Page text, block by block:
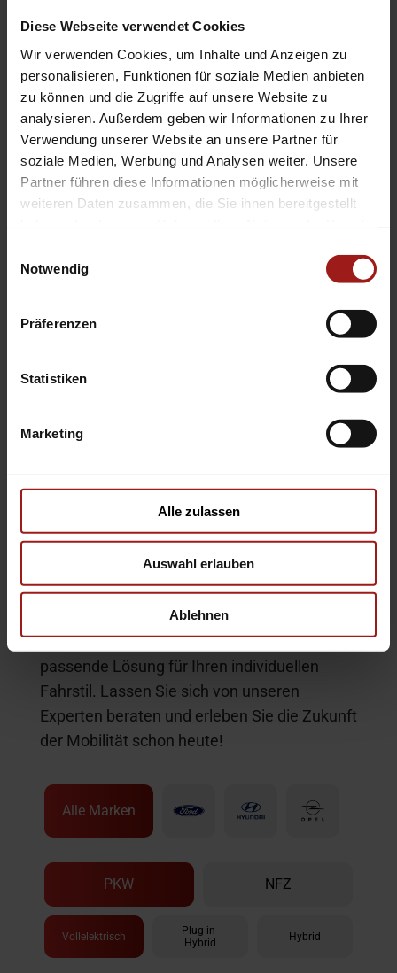
Diese Webseite verwendet Cookies
Wir verwenden Cookies, um Inhalte und Anzeigen zu
personalisieren, Funktionen für soziale Medien anbieten
zu können und die Zugriffe auf unsere Website zu
analysieren. Außerdem geben wir Informationen zu Ihrer
Verwendung unserer Website an unsere Partner für
soziale Medien, Werbung und Analysen weiter. Unsere
Partner führen diese Informationen möglicherweise mit
weiteren Daten zusammen, die Sie ihnen bereitgestellt
Notwendig
Präferenzen
Statistiken
Marketing
Alle zulassen
Auswahl erlauben
Ablehnen
Hybrid Fahrzeuge
alle, die Kraftstoff sparen und gleichzeitig auf
aus Verbrennungs- und Elektromotor wird
zurückgewonnen und für den Antrieb genutzt.
Das Ergebnis: Niedrigere Emissionen,
komfortables Fahrerlebnis ohne
Kompromisse. Ideal für den Stadtverkehr und
lange Strecken!
Egal, ob Sie sich für ein vollelektrisches
Fahrzeug, einen Plug-in-Hybriden oder einen
Hybrid entscheiden – bei uns finden Sie die
passende Lösung für Ihren individuellen
Fahrstil. Lassen Sie sich von unseren
Experten beraten und erleben Sie die Zukunft
der Mobilität schon heute!
Alle Marken
NFZ
PKW
Hybrid
Plug-in-
Hybrid
Vollelektrisch